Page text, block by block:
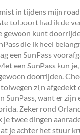
in tijdens mijn
tolpoort had ik de
gewoon kunt
die ik heel
een SunPass
een SunPass kun
doorrijden.
zijn afgedekt
SunPass, want er zijn
Zeker rond
je twee dingen
je achter het stuur